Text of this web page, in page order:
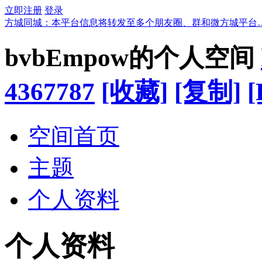
立即注册 登录
方城同城：本平台信息将转发至多个朋友圈、群和微方城平
bvbEmpow的个人空间
4367787 [收藏] [复制]
空间首页
主题
个人资料
个人资料